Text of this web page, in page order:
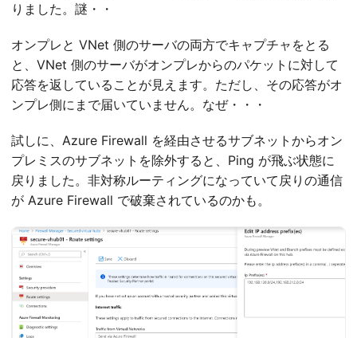
りました。謎・・
オンプレと VNet 側のサーバの両方でキャプチャをとる
と、VNet 側のサーバがオンプレからのパケットに対して
応答を返していることが見えます。ただし、その応答がオ
ンプレ側にまで届いていません。なぜ・・・
試しに、Azure Firewall を経由させるサブネットからオン
プレミスのサブネットを除外すると、Ping が飛ぶ状態に
戻りました。非対称ルーティングになっていて戻りの通信
が Azure Firewall で破棄されているのかも。